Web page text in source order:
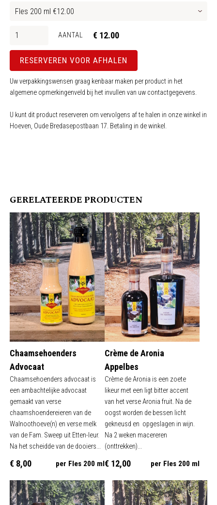
AANTAL € 12.00
RESERVEREN VOOR AFHALEN
Uw verpakkingswensen graag kenbaar maken per product in het
algemene opmerkingenveld bij het invullen van uw contactgegevens.
U kunt dit product reserveren om vervolgens af te halen in onze winkel in
Hoeven, Oude Bredasepostbaan 17. Betaling in de winkel.
GERELATEERDE PRODUCTEN
Chaamsehoenders
Advocaat
Chaamsehoenders advocaat is
een ambachtelijke advocaat
gemaakt van verse
chaamshoendereieren van de
Walnoothoeve(n) en verse melk
van de Fam. Sweep uit Etten-leur.
Na het scheidde van de dooiers...
€ 8,00 per Fles 200 ml
Crème de Aronia
Appelbes
Crème de Aronia is een zoete
likeur met een ligt bitter accent
van het verse Aronia fruit. Na de
oogst worden de bessen licht
gekneusd en opgeslagen in wijn.
Na 2 weken macereren
(onttrekken)...
€ 12,00 per Fles 200 ml